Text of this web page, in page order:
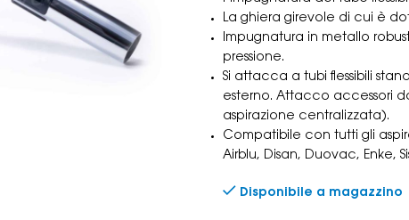
La ghiera girevole di cui è
Impugnatura in metallo
pressione.
Si attacca a tubi flessibili
esterno. Attacco accessori
aspirazione centralizzata).
Compatibile con tutti gli
Airblu, Disan, Duovac, Enke,
Disponibile a magazzino